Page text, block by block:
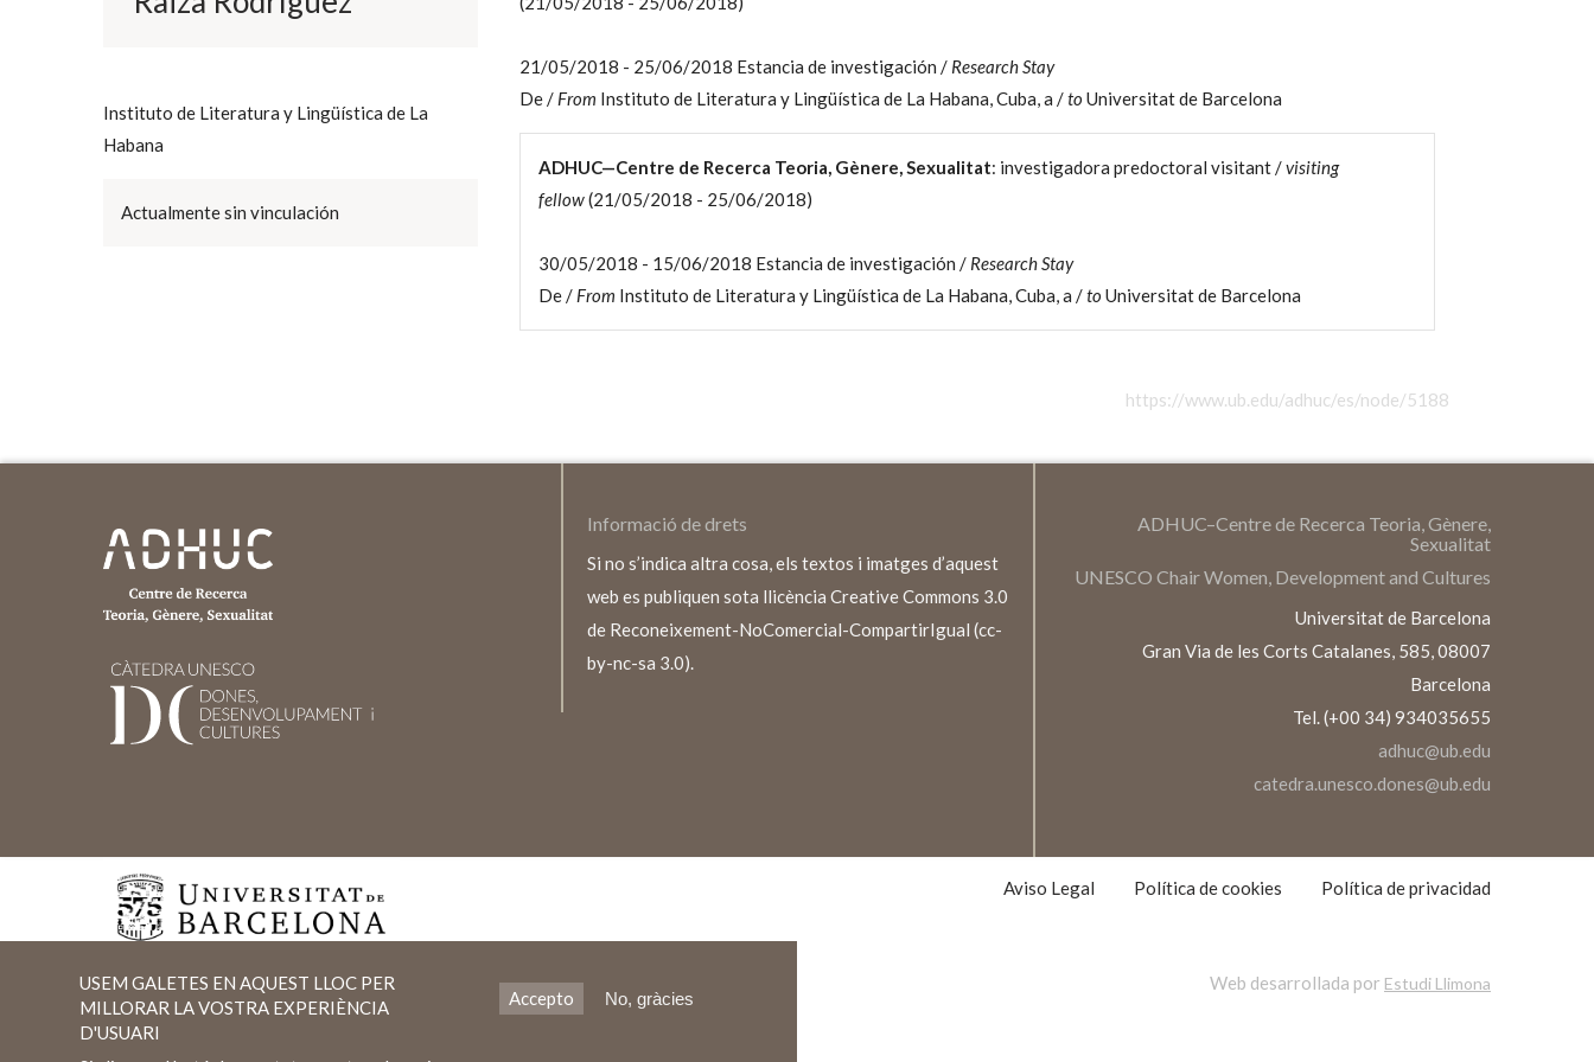
Instituto de Literatura y Lingüística de La
Habana
Actualmente sin vinculación
21/05/2018 - 25/06/2018 Estancia de investigación / Research Stay
De / From Instituto de Literatura y Lingüística de La Habana, Cuba, a /to Universitat de Barcelona
ADHUC—Centre de Recerca Teoria, Gènere, Sexualitat: investigadora predoctoral visitant /visiting
fellow(21/05/2018 - 25/06/2018)
30/05/2018 - 15/06/2018 Estancia de investigación / Research Stay
De / From Instituto de Literatura y Lingüística de La Habana, Cuba, a /to Universitat de Barcelona
https://www.ub.edu/adhuc/es/node/5188
Informació de drets
Si no s’indica altra cosa, els textos i imatges d’aquest
web es publiquen sota llicència Creative Commons 3.0
de Reconeixement-NoComercial-CompartirIgual (cc-
by-nc-sa 3.0).
ADHUC–Centre de Recerca Teoria, Gènere,
Sexualitat
UNESCO Chair Women, Development and Cultures
Universitat de Barcelona
Gran Via de les Corts Catalanes, 585, 08007
Barcelona
Tel. (+00 34) 934035655
adhuc@ub.edu
catedra.unesco.dones@ub.edu
TEXTOS
LEGALES
Aviso Legal Política de cookies Política de privacidad
Web desarrollada por Estudi Llimona
USEM GALETES EN AQUEST LLOC PER
MILLORAR LA VOSTRA EXPERIÈNCIA
D'USUARI
Accepto No, gràcies